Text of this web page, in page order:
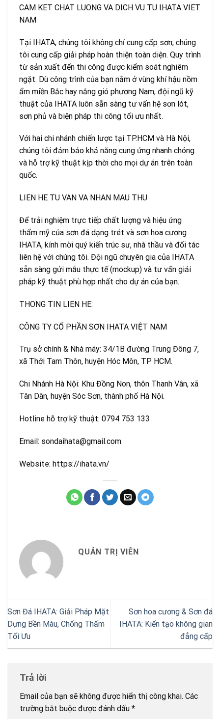
CAM KET CHAT LUONG VA DICH VU TU IHATA VIET
NAM
Tại IHATA, chúng tôi không chỉ cung cấp sơn, chúng
tôi cung cấp giải pháp hoàn thiện toàn diện. Quy trình
từ sản xuất đến thi công được kiểm soát nghiêm
ngặt. Dù công trình của bạn nằm ở vùng khí hậu nồm
ẩm miền Bắc hay nắng gió phương Nam, đội ngũ kỹ
thuật của IHATA luôn sẵn sàng tư vấn hệ sơn lót,
sơn phủ và biện pháp thi công tối ưu nhất.
Với hai chi nhánh chiến lược tại TP.HCM và Hà Nội,
chúng tôi đảm bảo khả năng cung ứng nhanh chóng
và hỗ trợ kỹ thuật kịp thời cho mọi dự án trên toàn
quốc.
LIEN HE TU VAN VA NHAN MAU THU
Để trải nghiệm trực tiếp chất lượng và hiệu ứng
thẩm mỹ của sơn đá dạng trét và sơn hoa cương
IHATA, kính mời quý kiến trúc sư, nhà thầu và đối tác
liên hệ với chúng tôi. Đội ngũ chuyên gia của IHATA
sẵn sàng gửi mẫu thực tế (mockup) và tư vấn giải
pháp kỹ thuật phù hợp nhất cho dự án của bạn.
THONG TIN LIEN HE:
CÔNG TY CỔ PHẦN SƠN IHATA VIỆT NAM
Trụ sở chính & Nhà máy: 34/1B đường Trung Đông 7,
xã Thới Tam Thôn, huyện Hóc Môn, TP HCM.
Chi Nhánh Hà Nội: Khu Đồng Non, thôn Thanh Vân, xã
Tân Dân, huyện Sóc Sơn, thành phố Hà Nội.
Hotline hỗ trợ kỹ thuật: 0794 753 133
Email: sondaihata@gmail.com
Website: https://ihata.vn/
QUẢN TRỊ VIÊN
Sơn Đá IHATA: Giải Pháp Mặt
Dựng Bền Màu, Chống Thấm
Tối Ưu
Sơn hoa cương & Sơn đá
IHATA: Kiến tạo không gian
đẳng cấp
Trả lời
Email của bạn sẽ không được hiển thị công khai. Các
trường bắt buộc được đánh dấu *